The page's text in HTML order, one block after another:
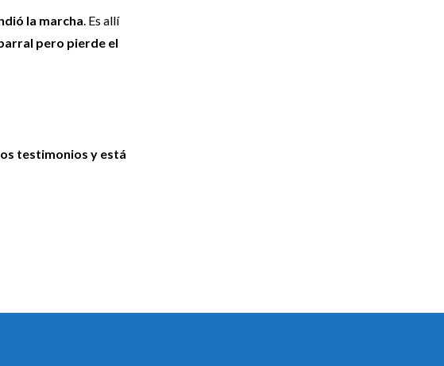
la marcha . Es allí
pero pierde el
testimonios y está